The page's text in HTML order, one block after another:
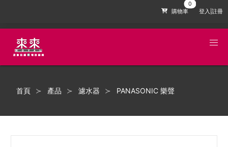
購物車 登入|註冊
首頁 產品 濾水器 PANASONIC 樂聲